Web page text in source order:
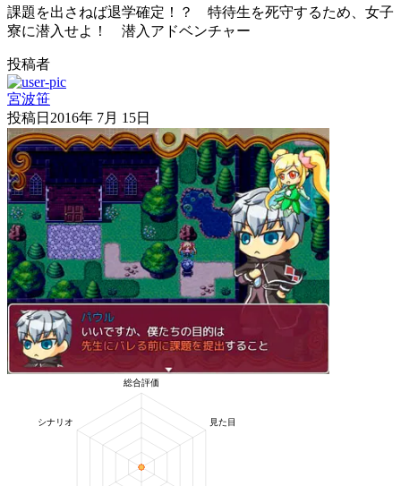
課題を出さねば退学確定！？ 特待生を死守するため、女子
寮に潜入せよ！ 潜入アドベンチャー
投稿者
宮波笹
投稿日 2016年 7月 15日